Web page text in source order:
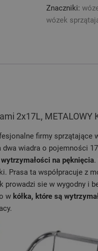
wiadrami
2x17L
Znaczniki:
wózek
2x17L, METALOWY
firmy sprzątające
wiadra o pojemności
na pęknięcia.
Prasa ta współpracuje z
prowadzi sie w wygodny i
w kółka, które są